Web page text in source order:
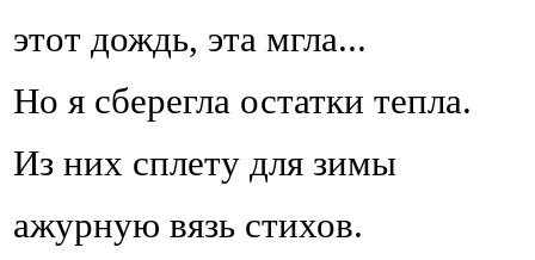
этот дождь, эта мгла...
Но я сберегла остатки тепла.
Из них сплету для зимы
ажурную вязь стихов.